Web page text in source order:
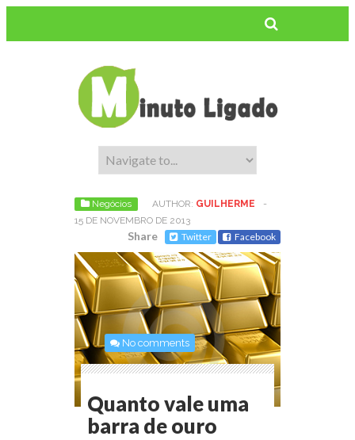
Negócios AUTHOR: GUILHERME
-
15 DE NOVEMBRO DE 2013
Share Twitter Facebook
No comments
Quanto vale uma
barra de ouro